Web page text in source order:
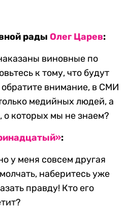
рады Олег Царев:
виновные по
к тому, что будут
внимание, в СМИ
медийных людей, а
о которых мы не знаем?
:
у меня совсем другая
наберитесь уже
правду! Кто его